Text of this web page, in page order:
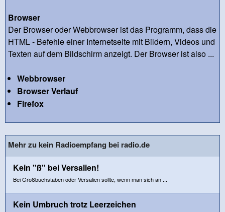
Browser
Der Browser oder Webbrowser ist das Programm, dass die
HTML - Befehle einer Internetseite mit Bildern, Videos und
Texten auf dem Bildschirm anzeigt. Der Browser ist also ...
Webbrowser
Browser Verlauf
Firefox
Mehr zu kein Radioempfang bei radio.de
Kein "ß" bei Versalien!
Bei Großbuchstaben oder Versalien sollte, wenn man sich an ...
Kein Umbruch trotz Leerzeichen